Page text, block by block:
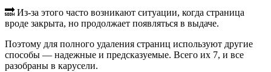
🔜 Из-за этого часто возникают ситуации, когда страница
вроде закрыта, но продолжает появляться в выдаче.
Поэтому для полного удаления страниц используют другие
способы — надежные и предсказуемые. Всего их 7, и все
разобраны в карусели.